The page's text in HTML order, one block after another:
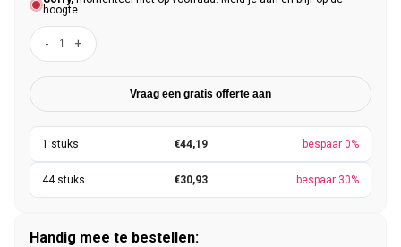
hoogte
- +
Vraag een gratis offerte aan
€44,19 bespaar 0%
€30,93 bespaar 30%
Handig mee te bestellen: